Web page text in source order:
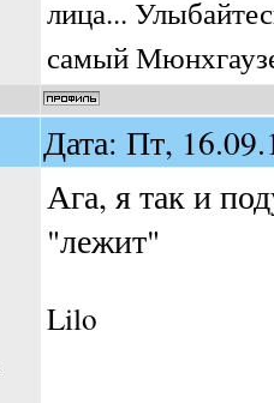
лица...
самый
Дата: Пт,
Ага, я так и
"лежит"
Lilo